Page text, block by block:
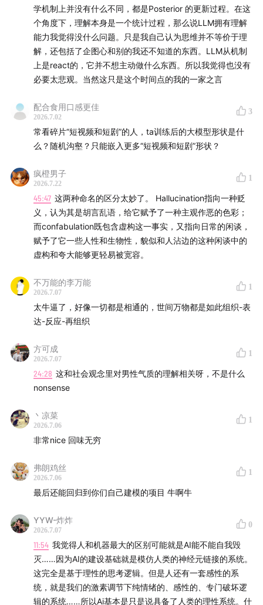
学机制上并没有什么不同，都是Posterior 的更新过程。在这
个角度下，理解本身是一个统计过程，那么说LLM拥有理解
能力我觉得没什么问题。只是我自己认为思维并不等价于理
解，还包括了企图心和别的我还不知道的东西。LLM从机制
上是react的，它并不想主动做什么东西。所以我觉得也没有
必要太悲观。当然这只是这个时间点的我的一家之言
配合食用口感更佳
2026.7.02
3
常看碎片“短视频和短剧”的人，ta训练后的大模型形状是什
么？随机沟壑？只能嵌入更多“短视频和短剧”形状？
疯橙男子
2026.7.22
1
45:47 这两种命名的区分太妙了。 Hallucination指向一种贬
义，认为其是胡言乱语，给它赋予了一种主观作恶的色彩；
而confabulation既包含虚构这一事实，又指向日常的闲谈，
赋予了它一些人性和生物性，貌似和人沾边的这种闲谈中的
虚构和夸大能够更轻易被宽容。
不万能的李万能
2026.7.07
1
太牛逼了，好像一切都是相通的，世间万物都是如此组织-表
达-反应-再组织
方可成
2026.7.07
1
24:28 这和社会观念里对男性气质的理解相关呀，不是什么
nonsense
丶凉菜
2026.7.06
1
非常nice 回味无穷
弗朗鸡丝
2026.7.06
1
最后还能回归到你们自己建模的项目 牛啊牛
YYW-炸炸
2026.7.07
0
11:54 我觉得人和机器最大的区别可能就是AI能不能自我毁
灭……因为AI的建设基础就是模仿人类的神经元链接的系统。
这完全是基于理性的思考逻辑。但是人还有一套感性的系
统，就是我们的激素调节下纯情绪的、感性的、专门破坏逻
辑的系统……所以Ai基本是只是说具备了人类的理性系统。什